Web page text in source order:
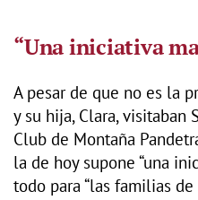
“Una iniciativa
A pesar de que no es la
y su hija, Clara, visitaban
Club de Montaña
la de hoy supone “una
todo para “las familias